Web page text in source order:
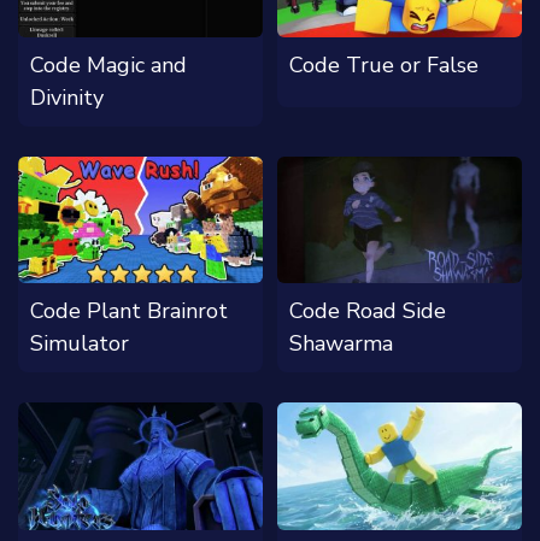
Code Magic and
Divinity
Code True or False
Code Plant Brainrot
Simulator
Code Road Side
Shawarma